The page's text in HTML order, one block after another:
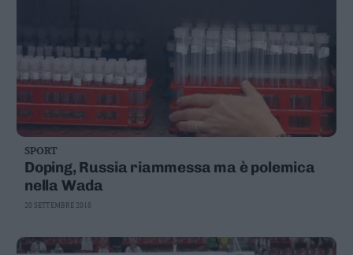
SPORT
Doping, Russia riammessa ma è polemica
nella Wada
20 SETTEMBRE 2018